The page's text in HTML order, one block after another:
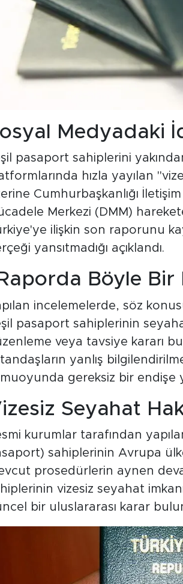
Medyadaki
pasaport sahiplerini
hızla yayılan
Cumhurbaşkanlığı
Merkezi (DMM)
ilişkin son raporunu
yansıtmadığı açıklandı.
Böyle Bir
incelemelerde, söz
pasaport sahiplerinin
veya tavsiye kararı
yanlış
gereksiz bir endişe
Seyahat
kurumlar tarafından
sahiplerinin Avrupa
prosedürlerin aynen
vizesiz seyahat
bir uluslararası karar